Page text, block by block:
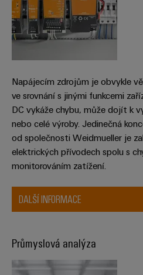
Napájecím zdrojům je obvykle
ve srovnání s jinými funkcemi
DC vykáže chybu, může dojít k
nebo celé výroby. Jedinečná
od společnosti Weidmueller je
elektrických přívodech spolu s
monitorováním zatížení.
DALŠÍ INFORMACE
Průmyslová analýza